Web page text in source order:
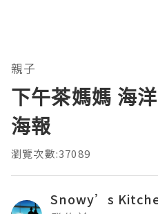
親子
下午茶媽媽 海
海報
瀏覽次數:37089
Snowy’s